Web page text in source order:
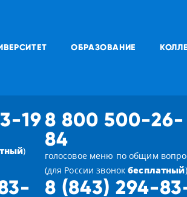
ОБРАЗОВАНИЕ
19
)
8 800 500-26-
84
голосовое меню по общим
(для России звонокбесплатный)
8 (843) 294-